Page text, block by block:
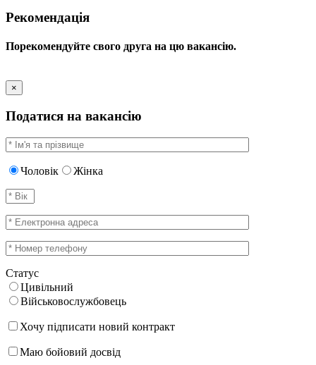
Рекомендація
Порекомендуйте свого друга на цю вакансію.
×
Податися на вакансію
Чоловік Жінка
Статус
Цивільний
Військовослужбовець
Хочу підписати новий контракт
Маю бойовий досвід